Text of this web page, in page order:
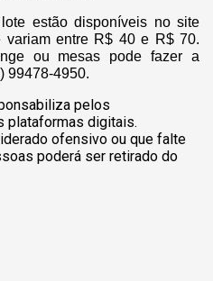
estão disponíveis no site
variam entre R$ 40 e R$ 70.
ou mesas pode fazer a
99478-4950.
pelos
plataformas digitais.
ofensivo ou que falte
poderá ser retirado do